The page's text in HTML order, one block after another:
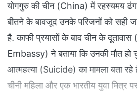
योगगुरु की चीन (China) में रहस्यमय ढंग
बीतने के बावजूद उनके परिजनों को सही
है. काफी प्रयासों के बाद चीन के
Embassy) ने बताया कि उनकी मौत हो
आत्महत्या (Suicide) का मामला बता
चीनी महिला और एक भारतीय युवा मित्र